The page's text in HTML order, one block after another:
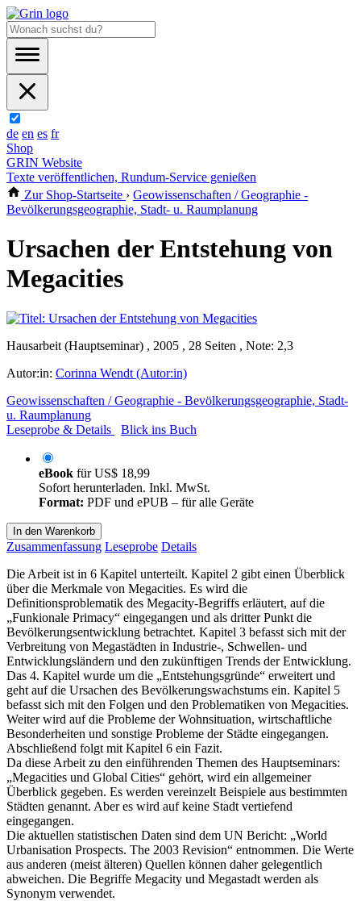
de en es fr
Shop
GRIN Website
Texte veröffentlichen, Rundum-Service genießen
Zur Shop-Startseite › Geowissenschaften / Geographie -
Bevölkerungsgeographie, Stadt- u. Raumplanung
Ursachen der Entstehung von
Megacities
Hausarbeit (Hauptseminar) , 2005 , 28 Seiten , Note: 2,3
Autor:in: Corinna Wendt (Autor:in)
Geowissenschaften / Geographie - Bevölkerungsgeographie, Stadt-
u. Raumplanung
Leseprobe & Details
Blick ins Buch
eBook fürUS$ 18,99
Sofort herunterladen. Inkl. MwSt.
Format: PDF und ePUB – für alle Geräte
In den Warenkorb
Zusammenfassung Leseprobe Details
Die Arbeit ist in 6 Kapitel unterteilt. Kapitel 2 gibt einen Überblick
über die Merkmale von Megacities. Es wird die
Definitionsproblematik des Megacity-Begriffs erläutert, auf die
„Funkionale Primacy“ eingegangen und als dritter Punkt die
Bevölkerungsentwicklung betrachtet. Kapitel 3 befasst sich mit der
Verbreitung von Megastädten in Industrie-, Schwellen- und
Entwicklungsländern und den zukünftigen Trends der Entwicklung.
Das 4. Kapitel wurde um die „Entstehungsgründe“ erweitert und
geht auf die Ursachen des Bevölkerungswachstums ein. Kapitel 5
befasst sich mit den Folgen und den Problematiken von Megacities.
Weiter wird auf die Probleme der Wohnsituation, wirtschaftliche
Besonderheiten und sonstige Probleme der Städte eingegangen.
Abschließend folgt mit Kapitel 6 ein Fazit.
Da diese Arbeit zu den einführenden Themen des Hauptseminars:
„Megacities und Global Cities“ gehört, wird ein allgemeiner
Überblick gegeben. Es werden vereinzelt Beispiele aus bestimmten
Städten genannt. Aber es wird auf keine Stadt vertiefend
eingegangen.
Die aktuellen statistischen Daten sind dem UN Bericht: „World
Urbanisation Prospects. The 2003 Revision“ entnommen. Die Werte
aus anderen (meist älteren) Quellen können daher gelegentlich
abweichen. Die Begriffe Megacity und Megastadt werden als
Synonym verwendet.